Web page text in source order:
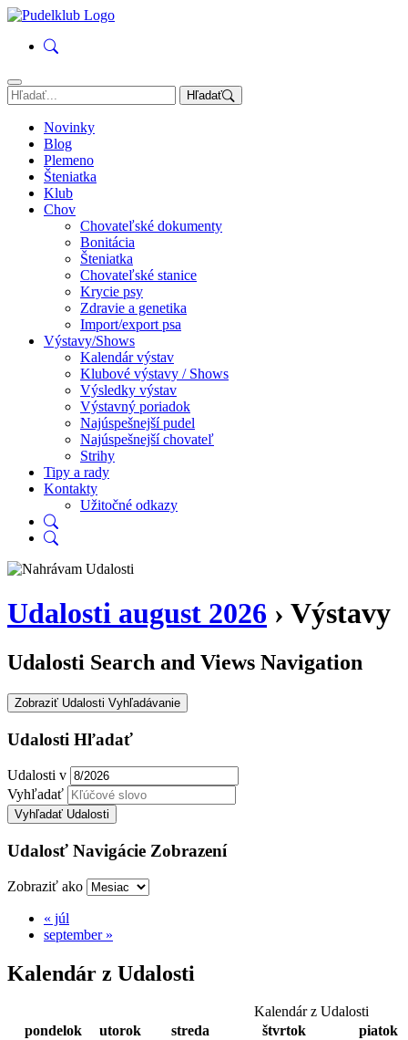
Hľadať
Novinky
Blog
Plemeno
Šteniatka
Klub
Chov
Chovateľské dokumenty
Bonitácia
Šteniatka
Chovateľské stanice
Krycie psy
Zdravie a genetika
Import/export psa
Výstavy/Shows
Kalendár výstav
Klubové výstavy / Shows
Výsledky výstav
Výstavný poriadok
Najúspešnejší pudel
Najúspešnejší chovateľ
Strihy
Tipy a rady
Kontakty
Užitočné odkazy
Udalosti august 2026 › Výstavy
Udalosti Search and Views Navigation
Zobraziť Udalosti Vyhľadávanie
Udalosti Hľadať
Udalosti v
Vyhľadať
Udalosť Navigácie Zobrazení
Zobraziť ako
« júl
september »
Kalendár z Udalosti
Kalendár z Udalosti
pondelok
utorok streda štvrtok
piatok